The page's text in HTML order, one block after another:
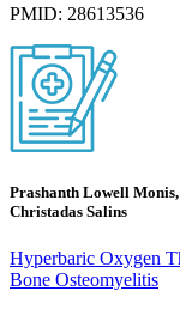
PMID: 28613536
Prashanth Lowell
Christadas Salins
Hyperbaric Oxygen
Bone Osteomyelitis